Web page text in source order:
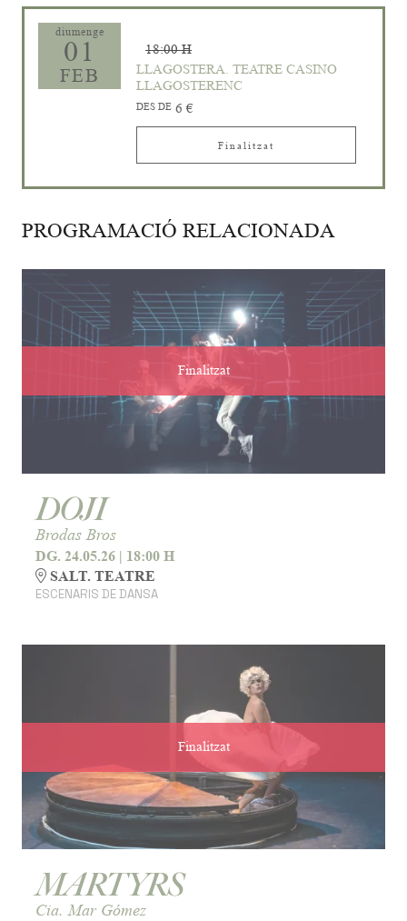
diumenge
01
FEB
18:00 H
LLAGOSTERA. TEATRE CASINO
LLAGOSTERENC
DES DE 6 €
Finalitzat
PROGRAMACIÓ RELACIONADA
Finalitzat
DOJI
Brodas Bros
DG. 24.05.26 | 18:00 H
SALT. TEATRE
ESCENARIS DE DANSA
Finalitzat
MARTYRS
Cia. Mar Gómez